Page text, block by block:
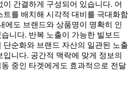
간결하게 구성되어 있습니다. 어
트를 배치해 시각적 대비를 극대화함
에도 브랜드와 상품명이 명확히 인
니다. 반복 노출이 가능한 빌보드
단순화와 브랜드 자산의 일관된 노출
니다. 공간적 맥락에 맞게 정보의
중인 타겟에게도 효과적으로 전달